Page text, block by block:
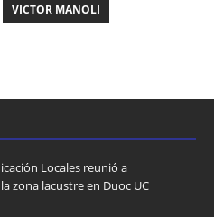
VICTOR MANOLI
Locales reunió a
zona lacustre en Duoc UC